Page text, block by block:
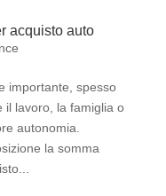
acquisto auto
importante, spesso
il lavoro, la famiglia o
autonomia.
la somma